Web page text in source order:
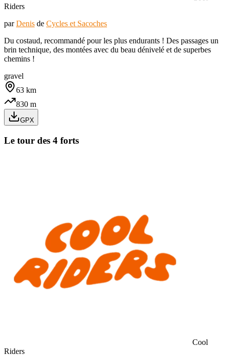
Riders
parDenis de Cycles et Sacoches
Du costaud, recommandé pour les plus endurants ! Des passages un
brin technique, des montées avec du beau dénivelé et de superbes
chemins !
gravel
63 km
830 m
GPX
Le tour des 4 forts
Cool
Riders